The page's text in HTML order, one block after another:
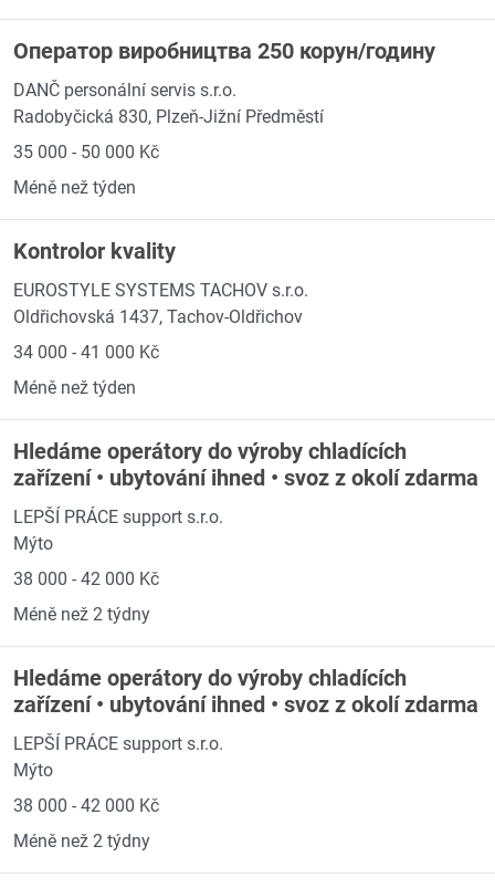
Оператор виробництва 250 корун/годину
DANČ personální servis s.r.o.
Radobyčická 830, Plzeň-Jižní Předměstí
35 000 - 50 000 Kč
Méně než týden
Kontrolor kvality
EUROSTYLE SYSTEMS TACHOV s.r.o.
Oldřichovská 1437, Tachov-Oldřichov
34 000 - 41 000 Kč
Méně než týden
Hledáme operátory do výroby chladících
zařízení • ubytování ihned • svoz z okolí zdarma
LEPŠÍ PRÁCE support s.r.o.
Mýto
38 000 - 42 000 Kč
Méně než 2 týdny
Hledáme operátory do výroby chladících
zařízení • ubytování ihned • svoz z okolí zdarma
LEPŠÍ PRÁCE support s.r.o.
Mýto
38 000 - 42 000 Kč
Méně než 2 týdny